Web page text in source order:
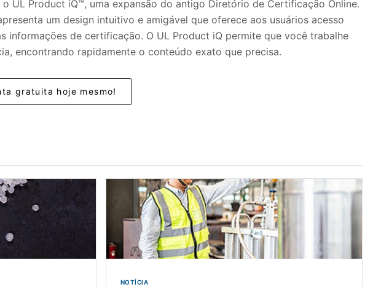
UL Product iQ™, uma expansão do antigo Diretório de Certificação Online.
um design intuitivo e amigável que oferece aos usuários acesso
informações de certificação. O UL Product iQ permite que você trabalhe
encontrando rapidamente o conteúdo exato que precisa.
gratuita hoje mesmo!
NOTÍCIA